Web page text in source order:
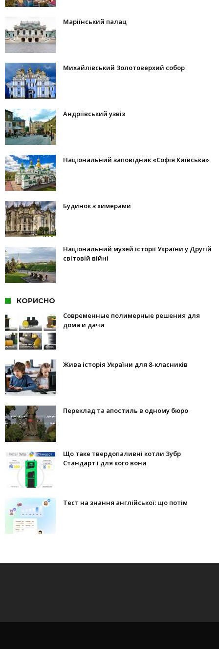
Маріїнський палац
Михайлівський Золотоверхий собор
Андріївський узвіз
Національний заповідник «Софія Київська»
Будинок з химерами
Національний музей історії України у Другій
світовій війні
КОРИСНО
Современные полимерные решения для
дома и дачи
Жива історія України для 8-класників
Переклад та апостиль в одному бюро
Що таке твердопаливні котли Зубр
Стандарт і для кого вони
Тест на знання англійської: що потім